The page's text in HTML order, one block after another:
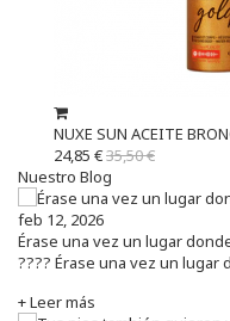
NUXE SUN ACEITE
24,85 €35,50 €
Nuestro Blog
feb 12, 2026
Érase una vez un lugar
???? Érase una vez un lugar
+ Leer más